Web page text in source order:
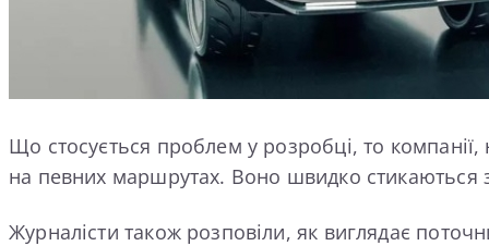
Що стосується проблем у розробці, то
на певних маршрутах. Воно швидко стикаються
Журналісти також розповіли, як виглядає